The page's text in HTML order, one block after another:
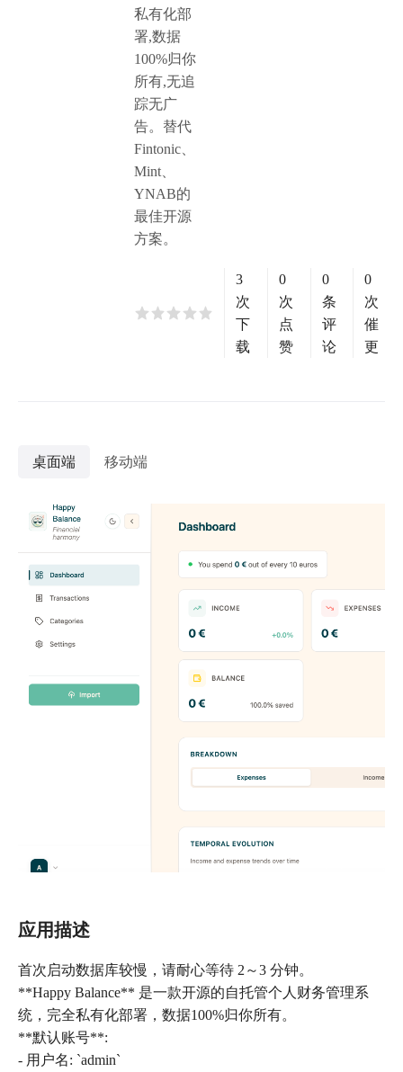
私有化部
署,数据
100%归你
所有,无追
踪无广
告。替代
Fintonic、
Mint、
YNAB的
最佳开源
方案。
3
次
下
载
0
次
点
赞
0
条
评
论
0
次
催
更
桌面端 移动端
应用描述
首次启动数据库较慢，请耐心等待 2～3 分钟。
**Happy Balance** 是一款开源的自托管个人财务管理系
统，完全私有化部署，数据100%归你所有。
**默认账号**:
- 用户名: `admin`